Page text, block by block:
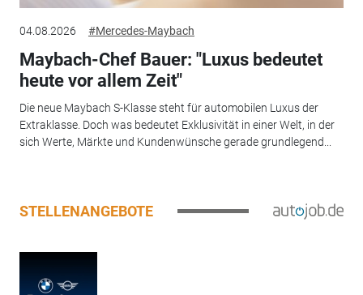
04.08.2026 #Mercedes-Maybach
Maybach-Chef Bauer: "Luxus bedeutet
heute vor allem Zeit"
Die neue Maybach S-Klasse steht für automobilen Luxus der
Extraklasse. Doch was bedeutet Exklusivität in einer Welt, in der
sich Werte, Märkte und Kundenwünsche gerade grundlegend...
STELLENANGEBOTE